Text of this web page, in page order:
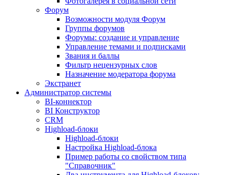
Форум
Возможности модуля Форум
Группы форумов
Форумы: создание и управление
Управление темами и подписками
Звания и баллы
Фильтр нецензурных слов
Назначение модератора форума
Экстранет
Администратор системы
BI-коннектор
BI Конструктор
CRM
Highload-блоки
Highload-блоки
Настройка Highload-блока
Пример работы со свойством типа
"Справочник"